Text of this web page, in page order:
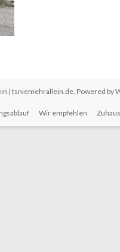
| tsniemehrallein.de. Powered by
Wir empfehlen